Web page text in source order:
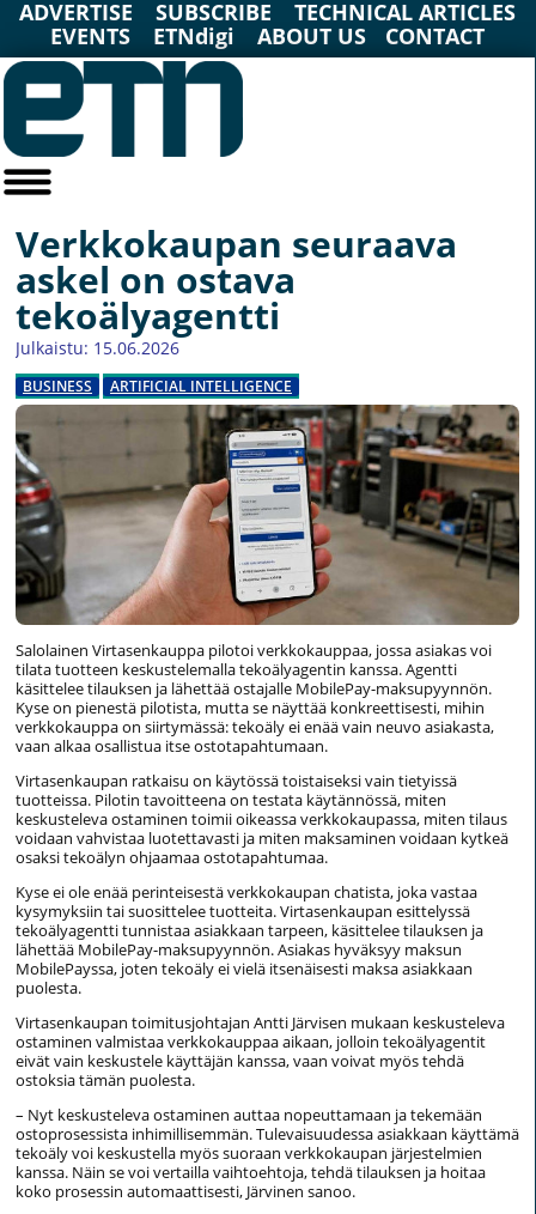
ADVERTISE SUBSCRIBE
TECHNICAL ARTICLES
EVENTS
ETNdigi ABOUT US CONTACT
Verkkokaupan seuraava
askel on ostava
tekoälyagentti
Julkaistu: 15.06.2026
BUSINESS ARTIFICIAL INTELLIGENCE
Salolainen Virtasenkauppa pilotoi verkkokauppaa, jossa asiakas voi
tilata tuotteen keskustelemalla tekoälyagentin kanssa. Agentti
käsittelee tilauksen ja lähettää ostajalle MobilePay-maksupyynnön.
Kyse on pienestä pilotista, mutta se näyttää konkreettisesti, mihin
verkkokauppa on siirtymässä: tekoäly ei enää vain neuvo asiakasta,
vaan alkaa osallistua itse ostotapahtumaan.
Virtasenkaupan ratkaisu on käytössä toistaiseksi vain tietyissä
tuotteissa. Pilotin tavoitteena on testata käytännössä, miten
keskusteleva ostaminen toimii oikeassa verkkokaupassa, miten tilaus
voidaan vahvistaa luotettavasti ja miten maksaminen voidaan kytkeä
osaksi tekoälyn ohjaamaa ostotapahtumaa.
Kyse ei ole enää perinteisestä verkkokaupan chatista, joka vastaa
kysymyksiin tai suosittelee tuotteita. Virtasenkaupan esittelyssä
tekoälyagentti tunnistaa asiakkaan tarpeen, käsittelee tilauksen ja
lähettää MobilePay-maksupyynnön. Asiakas hyväksyy maksun
MobilePayssa, joten tekoäly ei vielä itsenäisesti maksa asiakkaan
puolesta.
Virtasenkaupan toimitusjohtajan Antti Järvisen mukaan keskusteleva
ostaminen valmistaa verkkokauppaa aikaan, jolloin tekoälyagentit
eivät vain keskustele käyttäjän kanssa, vaan voivat myös tehdä
ostoksia tämän puolesta.
– Nyt keskusteleva ostaminen auttaa nopeuttamaan ja tekemään
ostoprosessista inhimillisemmän. Tulevaisuudessa asiakkaan käyttämä
tekoäly voi keskustella myös suoraan verkkokaupan järjestelmien
kanssa. Näin se voi vertailla vaihtoehtoja, tehdä tilauksen ja hoitaa
koko prosessin automaattisesti, Järvinen sanoo.